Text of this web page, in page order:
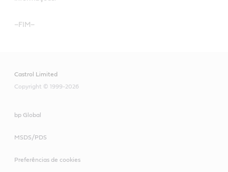
–FIM–
Castrol Limited
Copyright © 1999-2026
bp Global
MSDS/PDS
Preferências de cookies